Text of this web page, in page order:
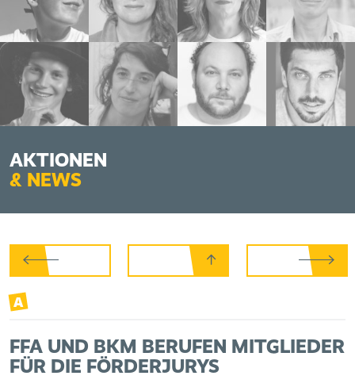
AKTIONEN
& NEWS
A
FFA UND BKM BERUFEN MITGLIEDER
FÜR DIE FÖRDERJURYS